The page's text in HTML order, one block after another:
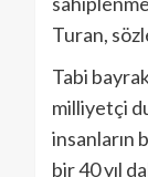
Turan,
Tabi
milliyetçi
insanların
bir 40 yıl